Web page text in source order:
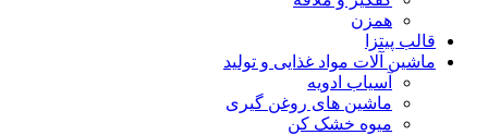
همزن
قالب پیتزا
ماشین آلات مواد غذایی و تولید
آسیاب ادویه
ماشین های روغن گیری
میوه خشک کن